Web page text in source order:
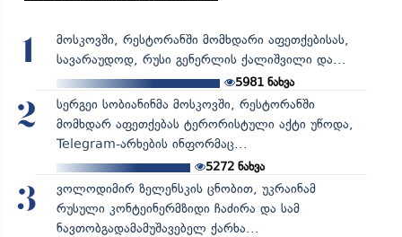
1
მოსკოვში, რესტორანში მომხდარი აფეთქებისას,
სავარაუდოდ, რუსი გენერლის ქალიშვილი და...
5981 ნახვა
2
სერგეი სობიანინმა მოსკოვში, რესტორანში
მომხდარ აფეთქებას ტერორისტული აქტი უწოდა,
Telegram-არხების ინფორმაც...
5272ნახვა
3
ვოლოდიმირ ზელენსკის ცნობით, უკრაინამ
რუსული კონტეინერმზიდი ჩაძირა და სამ
ნავთობგადამამუშავებელ ქარხა...